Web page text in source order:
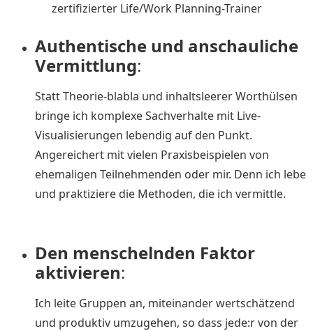
Authentische und anschauliche
Vermittlung:
Statt Theorie-blabla und inhaltsleerer Worthülsen
bringe ich komplexe Sachverhalte mit Live-
Visualisierungen lebendig auf den Punkt.
Angereichert mit vielen Praxisbeispielen von
ehemaligen Teilnehmenden oder mir. Denn ich lebe
und praktiziere die Methoden, die ich vermittle.
Den menschelnden Faktor
aktivieren:
Ich leite Gruppen an, miteinander wertschätzend
und produktiv umzugehen, so dass jede:r von der